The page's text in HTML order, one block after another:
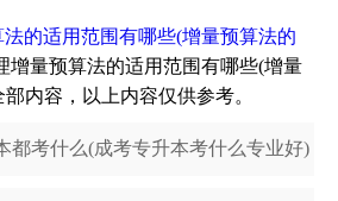
的适用范围有哪些(增量预算法的
增量预算法的适用范围有哪些(增量
内容，以上内容仅供参考。
都考什么(成考专升本考什么专业好)